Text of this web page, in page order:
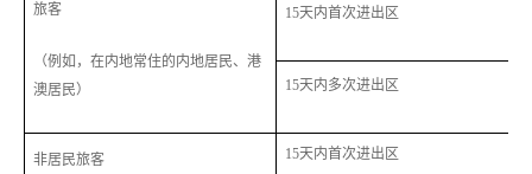
旅客
（例如，在内地常住的内地居民、港
澳居民）
15天内首次进出区
15天内多次进出区
非居民旅客 15天内首次进出区